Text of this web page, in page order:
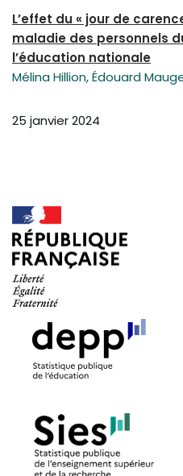
L’effet du « jour de
maladie des personnels
l’éducation nationale
Mélina Hillion, Édouard
25 janvier 2024